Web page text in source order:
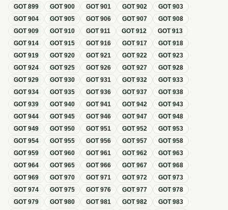
GOT899 GOT900 GOT901 GOT902 GOT903
GOT904 GOT905 GOT906 GOT907 GOT908
GOT909 GOT910 GOT911 GOT912 GOT913
GOT914 GOT915 GOT916 GOT917 GOT918
GOT919 GOT920 GOT921 GOT922 GOT923
GOT924 GOT925 GOT926 GOT927 GOT928
GOT929 GOT930 GOT931 GOT932 GOT933
GOT934 GOT935 GOT936 GOT937 GOT938
GOT939 GOT940 GOT941 GOT942 GOT943
GOT944 GOT945 GOT946 GOT947 GOT948
GOT949 GOT950 GOT951 GOT952 GOT953
GOT954 GOT955 GOT956 GOT957 GOT958
GOT959 GOT960 GOT961 GOT962 GOT963
GOT964 GOT965 GOT966 GOT967 GOT968
GOT969 GOT970 GOT971 GOT972 GOT973
GOT974 GOT975 GOT976 GOT977 GOT978
GOT979 GOT980 GOT981 GOT982 GOT983